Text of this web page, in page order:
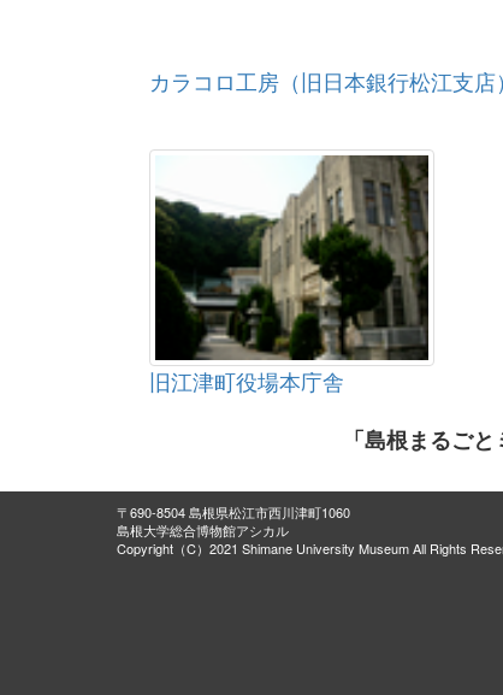
カラコロ工房（旧日本銀行松江支店）
旧江津町役場本庁舎
「島根まるご
〒690-8504 島根県松江市西川津町1060
島根大学総合博物館アシカル
Copyright（C）2021 Shimane University Museum All Rights